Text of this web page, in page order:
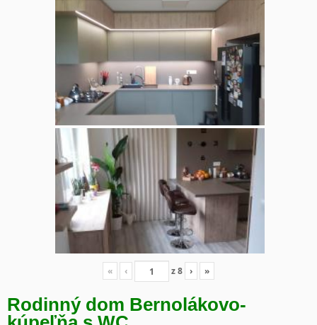
« ‹ z8 › »
Rodinný dom Bernolákovo-